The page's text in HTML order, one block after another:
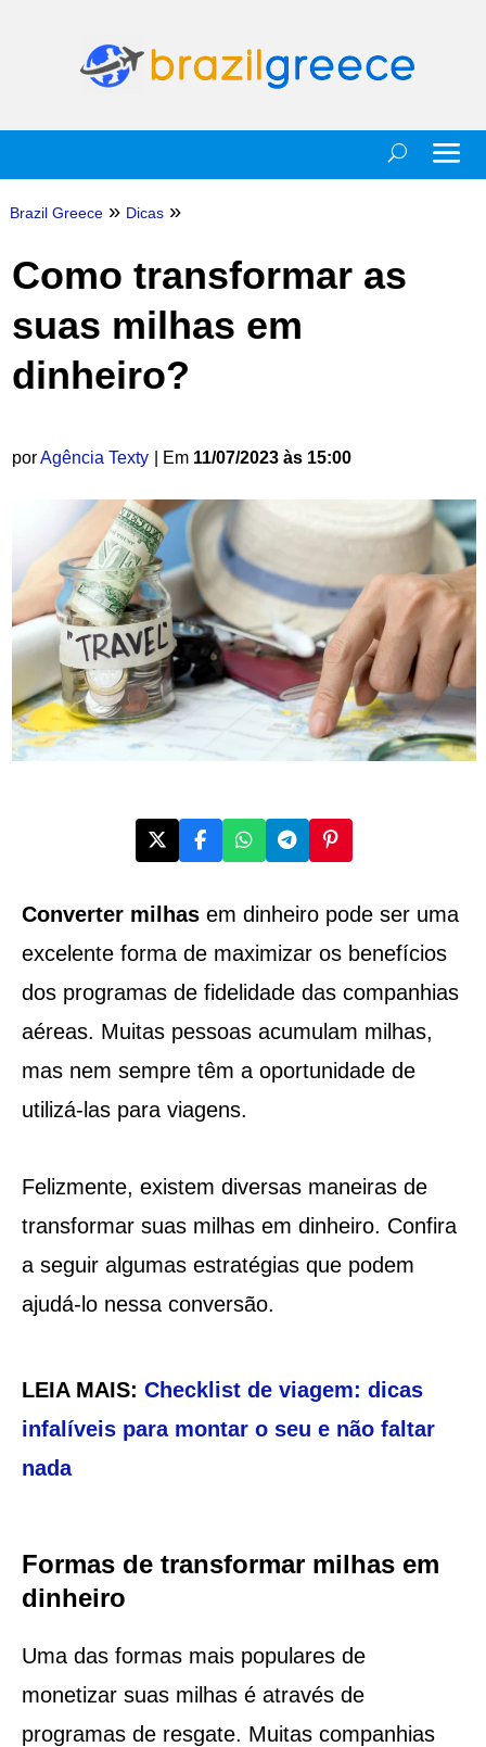
Brazil Greece » Dicas »
Como transformar as
suas milhas em
dinheiro?
porAgência Texty | Em 11/07/2023 às 15:00
Converter milhasem dinheiro pode ser uma
excelente forma de maximizar os benefícios
dos programas de fidelidade das companhias
aéreas. Muitas pessoas acumulam milhas,
mas nem sempre têm a oportunidade de
utilizá-las para viagens.
Felizmente, existem diversas maneiras de
transformar suas milhas em dinheiro. Confira
a seguir algumas estratégias que podem
ajudá-lo nessa conversão.
LEIA MAIS: Checklist de viagem: dicas
infalíveis para montar o seu e não faltar
nada
Formas de transformar milhas em
dinheiro
Uma das formas mais populares de
monetizar suas milhas é através de
programas de resgate. Muitas companhias